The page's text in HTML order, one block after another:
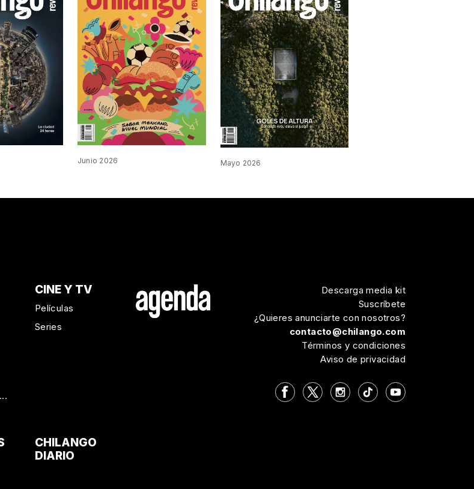
Junio 2026 Mayo 2026
CINE Y TV
Películas
Series
CHILANGO
DIARIO
Descarga media kit
Suscríbete
¿Quieres anunciarte con nosotros?
contacto@chilango.com
Términos y condiciones
Aviso de privacidad